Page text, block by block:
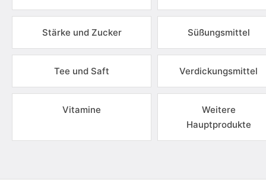
Stärke und Zucker Süßungsmittel
Tee und Saft Verdickungsmittel
Vitamine
Weitere
Hauptprodukte